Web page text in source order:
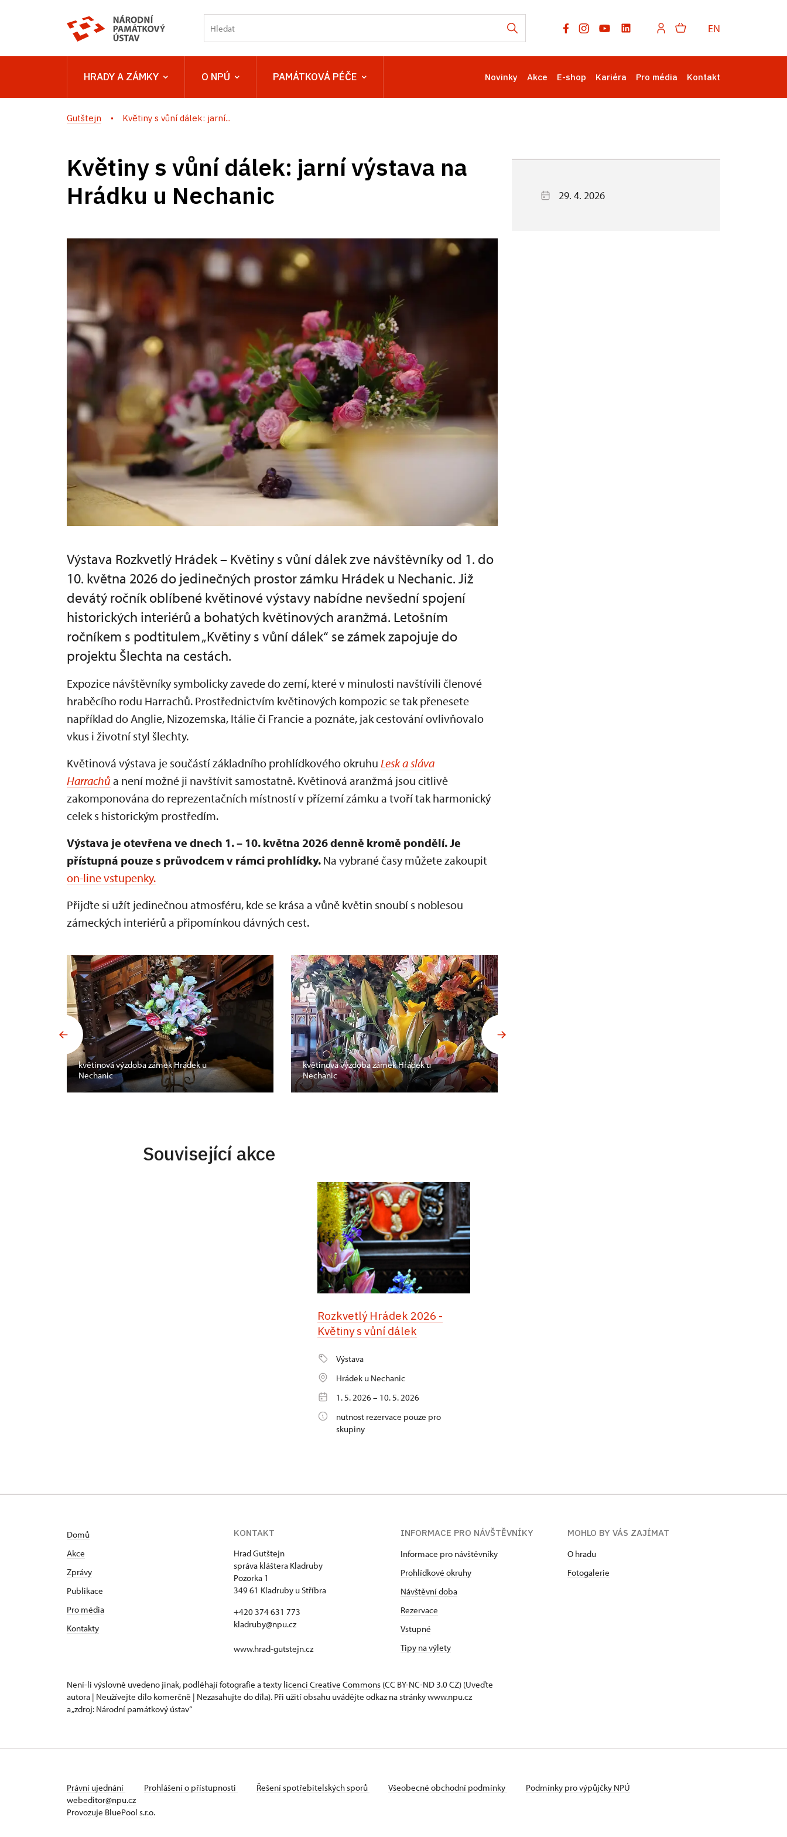
EN
HRADY A ZÁMKY O NPÚ PAMÁTKOVÁ PÉČE Novinky Akce E-shop Kariéra Pro média Kontakt
Gutštejn Květiny s vůní dálek: jarní...
Květiny s vůní dálek: jarní výstava na
Hrádku u Nechanic
Výstava Rozkvetlý Hrádek – Květiny s vůní dálek zve návštěvníky od 1. do
10. května 2026 do jedinečných prostor zámku Hrádek u Nechanic. Již
devátý ročník oblíbené květinové výstavy nabídne nevšední spojení
historických interiérů a bohatých květinových aranžmá. Letošním
ročníkem s podtitulem „Květiny s vůní dálek“ se zámek zapojuje do
projektu Šlechta na cestách.
Expozice návštěvníky symbolicky zavede do zemí, které v minulosti navštívili členové
hraběcího rodu Harrachů. Prostřednictvím květinových kompozic se tak přenesete
například do Anglie, Nizozemska, Itálie či Francie a poznáte, jak cestování ovlivňovalo
vkus i životní styl šlechty.
Květinová výstava je součástí základního prohlídkového okruhu Lesk a sláva
Harrachů a není možné ji navštívit samostatně. Květinová aranžmá jsou citlivě
zakomponována do reprezentačních místností v přízemí zámku a tvoří tak harmonický
celek s historickým prostředím.
Výstava je otevřena ve dnech 1. – 10. května 2026 denně kromě pondělí.Je
přístupná pouze s průvodcem v rámci prohlídky. Na vybrané časy můžete zakoupit
on-line vstupenky.
Přijďte si užít jedinečnou atmosféru, kde se krása a vůně květin snoubí s noblesou
zámeckých interiérů a připomínkou dávných cest.
květinová výzdoba zámek Hrádek u
Nechanic
květinová výzdoba zámek Hrádek u
Nechanic
29. 4. 2026
Související akce
Rozkvetlý Hrádek 2026 -
Květiny s vůní dálek
Výstava
Hrádek u Nechanic
1. 5. 2026 – 10. 5. 2026
nutnost rezervace pouze pro
skupiny
Domů
Akce
Zprávy
Publikace
Pro média
Kontakty
KONTAKT
Hrad Gutštejn
správa kláštera Kladruby
Pozorka 1
349 61 Kladruby u Stříbra
+420 374 631 773
kladruby@npu.cz
www.hrad-gutstejn.cz
INFORMACE PRO NÁVŠTĚVNÍKY
Informace pro návštěvníky
Prohlídkové okruhy
Návštěvní doba
Rezervace
Vstupné
Tipy na výlety
MOHLO BY VÁS ZAJÍMAT
O hradu
Fotogalerie
Není-li výslovně uvedeno jinak, podléhají fotografie a texty licenci Creative Commons (CC BY-NC-ND 3.0 CZ) (Uveďte
autora | Neužívejte dílo komerčně | Nezasahujte do díla). Při užití obsahu uvádějte odkaz na stránky www.npu.cz
a „zdroj: Národní památkový ústav“
Právní ujednání Prohlášení o přístupnosti Řešení spotřebitelských sporů Všeobecné obchodní podmínky
Podmínky pro výpůjčky NPÚ
webeditor@npu.cz
Provozuje BluePool s.r.o.